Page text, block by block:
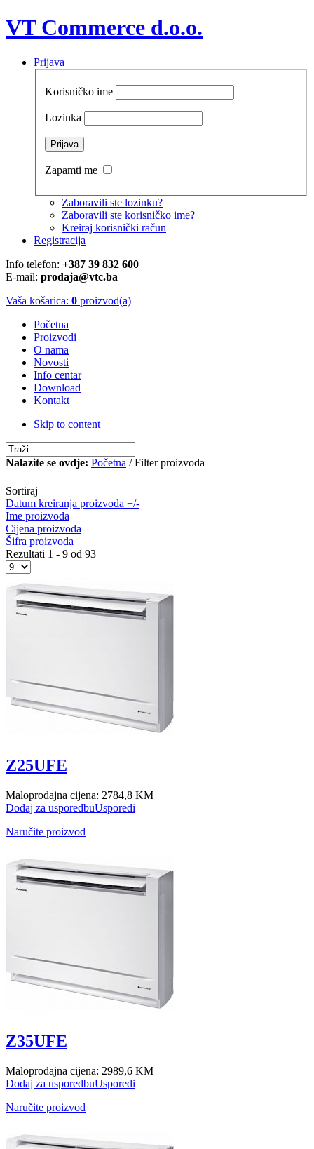
VT Commerce d.o.o.
Prijava
Korisničko ime
Lozinka
Zapamti me
Zaboravili ste lozinku?
Zaboravili ste korisničko ime?
Kreiraj korisnički račun
Registracija
Info telefon: +387 39 832 600
E-mail: prodaja@vtc.ba
Vaša košarica: 0 proizvod(a)
Početna
Proizvodi
O nama
Novosti
Info centar
Download
Kontakt
Skip to content
Nalazite se ovdje: Početna / Filter proizvoda
Sortiraj
Datum kreiranja proizvoda +/-
Ime proizvoda
Cijena proizvoda
Šifra proizvoda
Rezultati 1 - 9 od 93
Z25UFE
Maloprodajna cijena: 2784,8 KM
Dodaj za usporedbuUsporedi
Naručite proizvod
Z35UFE
Maloprodajna cijena: 2989,6 KM
Dodaj za usporedbuUsporedi
Naručite proizvod